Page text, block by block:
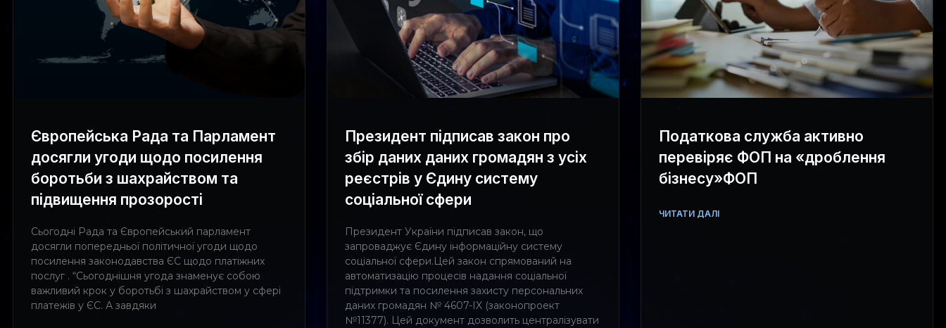
Європейська Рада та Парламент
досягли угоди щодо посилення
боротьби з шахрайством та
підвищення прозорості
Сьогодні Рада та Європейський парламент
досягли попередньої політичної угоди щодо
посилення законодавства ЄС щодо платіжних
послуг . “Сьогоднішня угода знаменує собою
важливий крок у боротьбі з шахрайством у сфері
платежів у ЄС. А завдяки
Президент підписав закон про
збір даних даних громадян з усіх
реєстрів у Єдину систему
соціальної сфери
Президент України підписав закон, що
запроваджує Єдину інформаційну систему
соціальної сфери.Цей закон спрямований на
автоматизацію процесів надання соціальної
підтримки та посилення захисту персональних
даних громадян № 4607-IX (законопроект
№11377). Цей документ дозволить централізувати
Податкова служба активно
перевіряє ФОП на «дроблення
бізнесу»ФОП
ЧИТАТИ ДАЛІ